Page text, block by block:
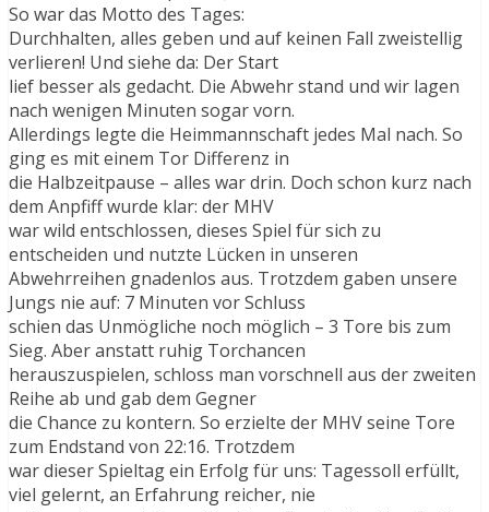
So war das Motto des Tages:
Durchhalten, alles geben und auf keinen Fall zweistellig
verlieren! Und siehe da: Der Start
lief besser als gedacht. Die Abwehr stand und wir lagen
nach wenigen Minuten sogar vorn.
Allerdings legte die Heimmannschaft jedes Mal nach. So
ging es mit einem Tor Differenz in
die Halbzeitpause – alles war drin. Doch schon kurz nach
dem Anpfiff wurde klar: der MHV
war wild entschlossen, dieses Spiel für sich zu
entscheiden und nutzte Lücken in unseren
Abwehrreihen gnadenlos aus. Trotzdem gaben unsere
Jungs nie auf: 7 Minuten vor Schluss
schien das Unmögliche noch möglich – 3 Tore bis zum
Sieg. Aber anstatt ruhig Torchancen
herauszuspielen, schloss man vorschnell aus der zweiten
Reihe ab und gab dem Gegner
die Chance zu kontern. So erzielte der MHV seine Tore
zum Endstand von 22:16. Trotzdem
war dieser Spieltag ein Erfolg für uns: Tagessoll erfüllt,
viel gelernt, an Erfahrung reicher, nie